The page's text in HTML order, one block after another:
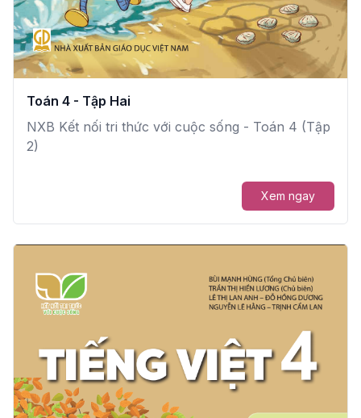
Toán 4 - Tập Hai
NXB Kết nối tri thức với cuộc sống - Toán 4 (Tập
2)
Xem ngay